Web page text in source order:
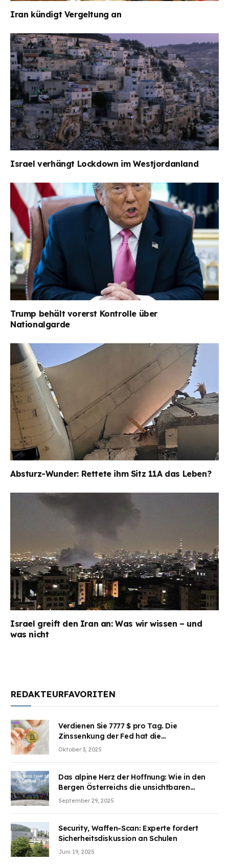
Iran kündigt Vergeltung an
Israel verhängt Lockdown im Westjordanland
Trump behält vorerst Kontrolle über
Nationalgarde
Absturz-Wunder: Rettete ihm Sitz 11A das Leben?
Israel greift den Iran an: Was wir wissen – und
was nicht
REDAKTEURFAVORITEN
Verdienen Sie 7777 $ pro Tag. Die
Zinssenkung der Fed hat die
Aufmerksamkeit des Marktes erregt.
Oktober 3, 2025
Das alpine Herz der Hoffnung: Wie in den
Bergen Österreichs die unsichtbaren
Wunden des Kriegesheilen
September 29, 2025
Security, Waffen-Scan: Experte fordert
Sicherheitsdiskussion an Schulen
Juni 19, 2025